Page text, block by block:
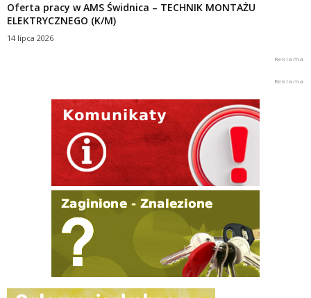
Oferta pracy w AMS Świdnica – TECHNIK MONTAŻU
ELEKTRYCZNEGO (K/M)
14 lipca 2026